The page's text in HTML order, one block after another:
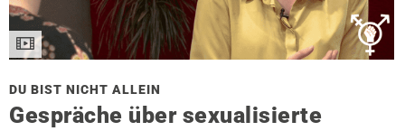
DU BIST NICHT ALLEIN
Gespräche über sexualisierte